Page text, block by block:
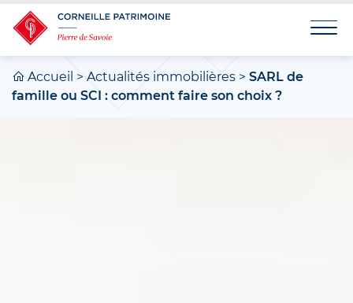
Accueil >Actualités immobilières > SARL de
famille ou SCI : comment faire son choix ?